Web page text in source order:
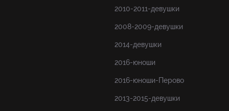
2010-2011-девушки
2008-2009-девушки
2014-девушки
2016-юноши
2016-юноши-Перово
2013-2015-девушки